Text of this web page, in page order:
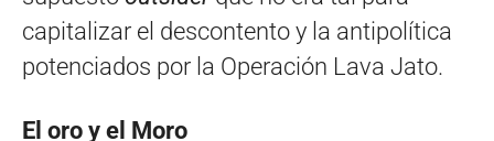
capitalizar el descontento y la antipolítica
potenciados por la Operación Lava Jato.
El oro y el Moro